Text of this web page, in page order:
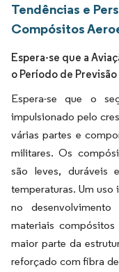
Tendências e
Compósitos
Espera-se que a
o Período de Previsão
Espera-se que o
impulsionado pelo
várias partes e
militares. Os
são leves, duráveis
temperaturas. Um
no
materiais
maior parte da
reforçado com fibra